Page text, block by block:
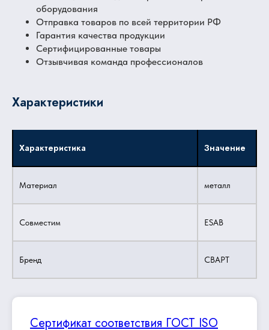
оборудования
Отправка товаров по всей территории РФ
Гарантия качества продукции
Сертифицированные товары
Отзывчивая команда профессионалов
Характеристики
Характеристика Значение
Материал металл
Совместим ESAB
Бренд СВАРТ
Сертификат соответствия ГОСТ ISO